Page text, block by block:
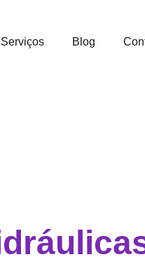
Serviços Blog